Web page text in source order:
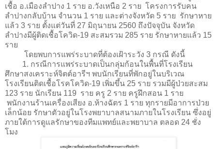
เชื้อ อ.เมืองลำปาง 1 ราย อ.วังเหนือ 2 ราย โครงการรับคน
ลำปางกลับบ้าน จำนวน 1 ราย และต่างจังหวัด 5 ราย รักษาหาย
แล้ว 3 ราย ตั้งแต่วันที่ 27 มิถุนายน 2560 ถึงปัจจุบัน จังหวัด
ลำปางมีผู้ติดเชื้อโควิด-19 สะสมรวม 285 ราย รักษาหายแล้ว 15
ราย
โดยพบการแพร่ระบาดที่ต้องเฝ้าระวัง 3 กรณี ดังนี้
1. กรณีการแพร่ระบาดเป็นกลุ่มก้อนในพื้นที่โรงเรียน
ศึกษาสงเคราะห์จิตต์อารีฯ พบนักเรียนที่พักอยู่ในบริเวณ
โรงเรียนติดเชื้อโรคโควิด-19 เพิ่มขึ้น 25 ราย รวมมีผู้ป่วยสะสม
123 ราย นักเรียน 119 ราย ครู 2 ราย ครูฝึกสอน 1 ราย
พนักงานร้านเครื่องเสียง อ.ห้างฉัตร 1 ราย ทุกรายมีอาการป่วย
เล็กน้อย รักษาตัวอยู่ในโรงพยาบาลสนามภายในโรงเรียน ซึ่งอยู่
ภายใต้การดูแลรักษาของทีมแพทย์และพยาบาล ตลอด 24 ชั่ง
โมง